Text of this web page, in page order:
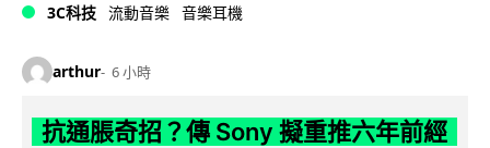
3C科技 流動音樂 音樂耳機
arthur 6 小時
抗通脹奇招？傳 Sony 擬重推六年前經